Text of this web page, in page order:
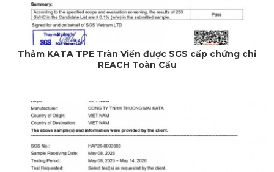
Thảm KATA TPE Tràn Viền được SGS cấp chứng chỉ
REACH Toàn Cầu